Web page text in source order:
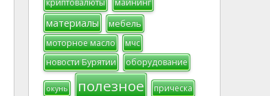
материалы мебель
моторное масло
мчс
новости Бурятии
оборудование
окунь полезное прическа